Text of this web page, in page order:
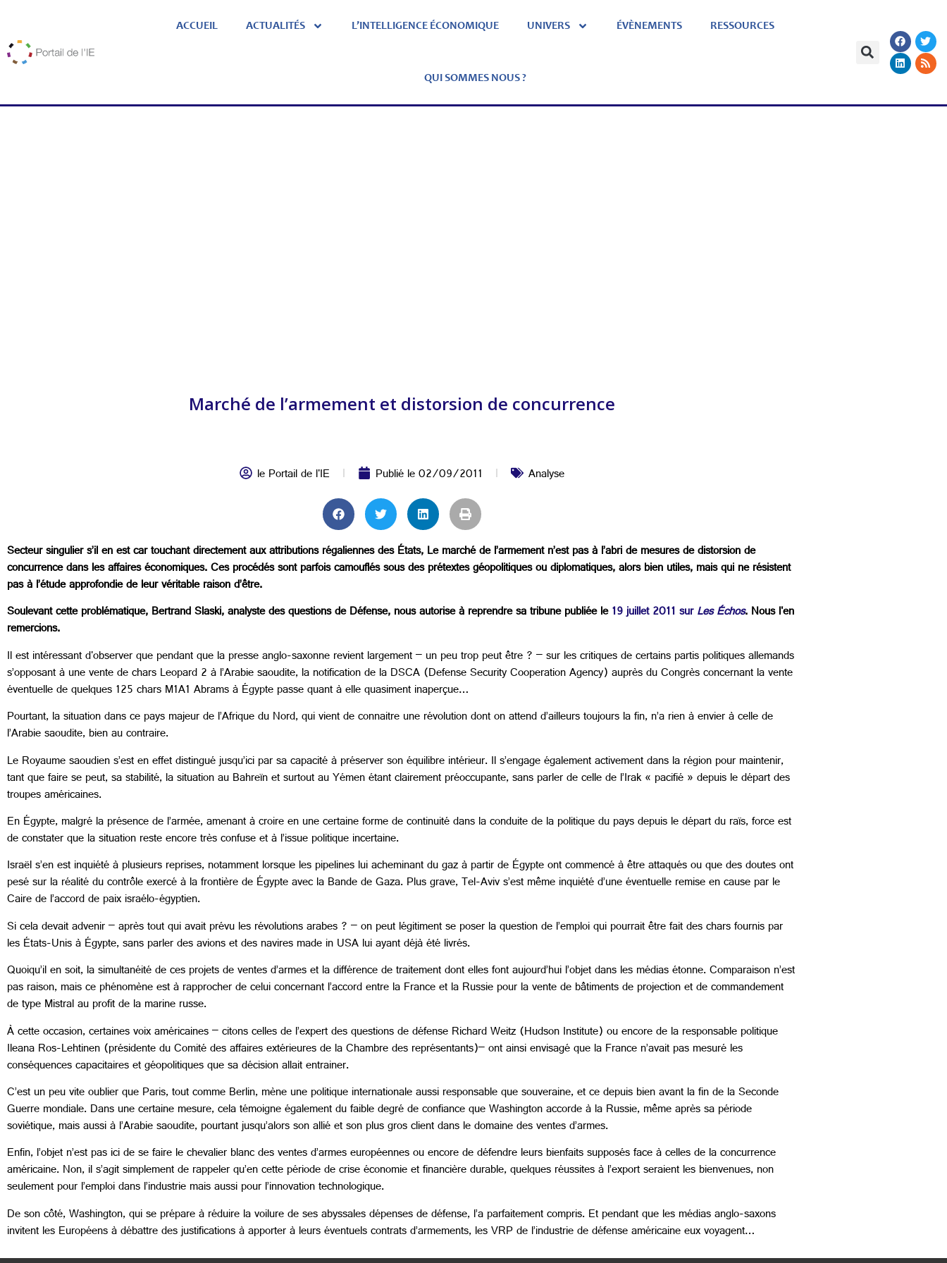
ACCUEIL ACTUALITÉS L’INTELLIGENCE ÉCONOMIQUE UNIVERS ÉVÈNEMENTS RESSOURCES
QUI SOMMES NOUS ?
Marché de l’armement et distorsion de concurrence
le Portail de l'IE Publié le02/09/2011 Analyse
Secteur singulier s’il en est car touchant directement aux attributions régaliennes des États, Le marché de l’armement n’est pas à l’abri de mesures de distorsion de
concurrence dans les affaires économiques. Ces procédés sont parfois camouflés sous des prétextes géopolitiques ou diplomatiques, alors bien utiles, mais qui ne résistent
pas à l’étude approfondie de leur véritable raison d’être.
Soulevant cette problématique, Bertrand Slaski, analyste des questions de Défense, nous autorise à reprendre sa tribune publiée le19 juillet 2011 surLes Échos. Nous l'en
remercions.
Il est intéressant d'observer que pendant que la presse anglo-saxonne revient largement – un peu trop peut être ? – sur les critiques de certains partis politiques allemands
s’opposant à une vente de chars Leopard 2 à l’Arabie saoudite, la notification de la DSCA (Defense Security Cooperation Agency) auprès du Congrès concernant la vente
éventuelle de quelques 125 chars M1A1 Abrams à Égypte passe quant à elle quasiment inaperçue…
Pourtant, la situation dans ce pays majeur de l’Afrique du Nord, qui vient de connaitre une révolution dont on attend d’ailleurs toujours la fin, n’a rien à envier à celle de
l’Arabie saoudite, bien au contraire.
Le Royaume saoudien s’est en effet distingué jusqu’ici par sa capacité à préserver son équilibre intérieur. Il s’engage également activement dans la région pour maintenir,
tant que faire se peut, sa stabilité, la situation au Bahreïn et surtout au Yémen étant clairement préoccupante, sans parler de celle de l’Irak « pacifié » depuis le départ des
troupes américaines.
En Égypte, malgré la présence de l’armée, amenant à croire en une certaine forme de continuité dans la conduite de la politique du pays depuis le départ du raïs, force est
de constater que la situation reste encore très confuse et à l’issue politique incertaine.
Israël s’en est inquiété à plusieurs reprises, notamment lorsque les pipelines lui acheminant du gaz à partir de Égypte ont commencé à être attaqués ou que des doutes ont
pesé sur la réalité du contrôle exercé à la frontière de Égypte avec la Bande de Gaza. Plus grave, Tel-Aviv s’est même inquiété d’une éventuelle remise en cause par le
Caire de l’accord de paix israélo-égyptien.
Si cela devait advenir – après tout qui avait prévu les révolutions arabes ? – on peut légitiment se poser la question de l’emploi qui pourrait être fait des chars fournis par
les États-Unis à Égypte, sans parler des avions et des navires made in USA lui ayant déjà été livrés.
Quoiqu’il en soit, la simultanéité de ces projets de ventes d’armes et la différence de traitement dont elles font aujourd’hui l’objet dans les médias étonne. Comparaison n’est
pas raison, mais ce phénomène est à rapprocher de celui concernant l’accord entre la France et la Russie pour la vente de bâtiments de projection et de commandement
de type Mistral au profit de la marine russe.
À cette occasion, certaines voix américaines – citons celles de l’expert des questions de défense Richard Weitz (Hudson Institute) ou encore de la responsable politique
Ileana Ros-Lehtinen (présidente du Comité des affaires extérieures de la Chambre des représentants)– ont ainsi envisagé que la France n’avait pas mesuré les
conséquences capacitaires et géopolitiques que sa décision allait entrainer.
C’est un peu vite oublier que Paris, tout comme Berlin, mène une politique internationale aussi responsable que souveraine, et ce depuis bien avant la fin de la Seconde
Guerre mondiale. Dans une certaine mesure, cela témoigne également du faible degré de confiance que Washington accorde à la Russie, même après sa période
soviétique, mais aussi à l’Arabie saoudite, pourtant jusqu’alors son allié et son plus gros client dans le domaine des ventes d’armes.
Enfin, l’objet n’est pas ici de se faire le chevalier blanc des ventes d’armes européennes ou encore de défendre leurs bienfaits supposés face à celles de la concurrence
américaine. Non, il s’agit simplement de rappeler qu’en cette période de crise économie et financière durable, quelques réussites à l’export seraient les bienvenues, non
seulement pour l’emploi dans l’industrie mais aussi pour l’innovation technologique.
De son côté, Washington, qui se prépare à réduire la voilure de ses abyssales dépenses de défense, l’a parfaitement compris. Et pendant que les médias anglo-saxons
invitent les Européens à débattre des justifications à apporter à leurs éventuels contrats d’armements, les VRP de l’industrie de défense américaine eux voyagent…